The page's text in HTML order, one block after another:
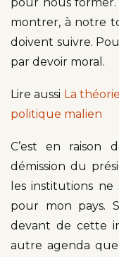
montrer, à notre
doivent suivre.
par devoir moral.
Lire aussi La
politique malien
C’est en
démission du
les institutions
pour mon pays.
devant de cette
autre agenda